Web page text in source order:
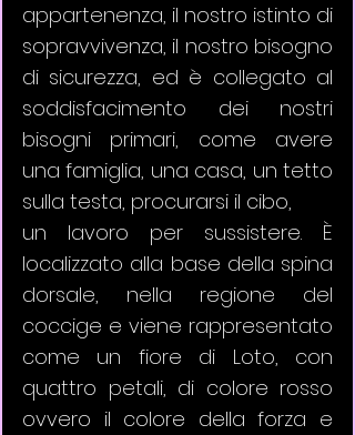
appartenenza, il nostro istinto di
sopravvivenza, il nostro bisogno
di sicurezza, ed è collegato al
soddisfacimento dei nostri
bisogni primari, come avere
una famiglia, una casa, un tetto
sulla testa, procurarsi il cibo,
un lavoro per sussistere. È
localizzato alla base della spina
dorsale, nella regione del
coccige e viene rappresentato
come un fiore di Loto, con
quattro petali, di colore rosso
ovvero il colore della forza e